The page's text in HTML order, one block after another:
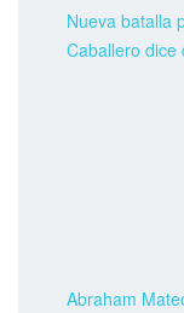
Nueva batalla
Caballero dice
Abraham